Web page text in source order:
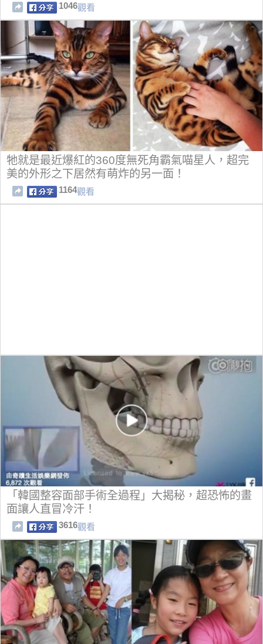
1046觀看
牠就是最近爆紅的360度無死角霸氣喵星人，超完
美的外形之下居然有萌炸的另一面！
1164觀看
「韓國整容面部手術全過程」大揭秘，超恐怖的畫
面讓人直冒冷汗！
3616觀看